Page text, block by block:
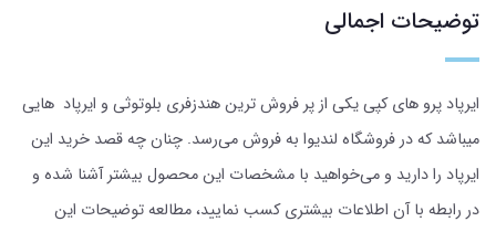
توضیحات اجمالی
ایرپاد پرو های کپی یکی از پر فروش ترین هندزفری بلوتوثی و ایرپاد هایی
میباشد که در فروشگاه لندیوا به فروش می‌رسد. چنان چه قصد خرید این
ایرپاد را دارید و می‌خواهید با مشخصات این محصول بیشتر آشنا شده و
در رابطه با آن اطلاعات بیشتری کسب نمایید، مطالعه توضیحات این